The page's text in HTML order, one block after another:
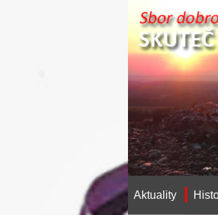
Aktuality